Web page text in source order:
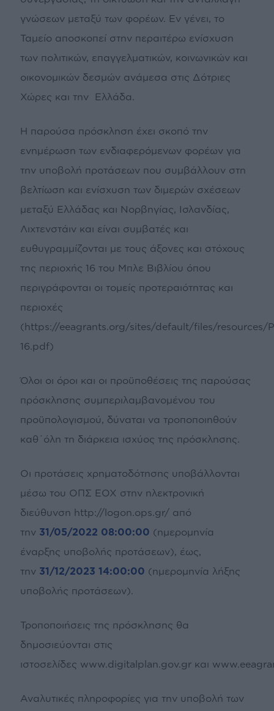
γνώσεων μεταξύ των φορέων. Εν γένει, το
Ταμείο αποσκοπεί στην περαιτέρω ενίσχυση
των πολιτικών, επαγγελματικών, κοινωνικών και
οικονομικών δεσμών ανάμεσα στις Δότριες
Χώρες και την Ελλάδα.
Η παρούσα πρόσκληση έχει σκοπό την
ενημέρωση των ενδιαφερόμενων φορέων για
την υποβολή προτάσεων που συμβάλλουν στη
βελτίωση και ενίσχυση των διμερών σχέσεων
μεταξύ Ελλάδας και Νορβηγίας, Ισλανδίας,
Λιχτενστάιν και είναι συμβατές και
ευθυγραμμίζονται με τους άξονες και στόχους
της περιοχής 16 του Μπλε Βιβλίου όπου
περιγράφονται οι τομείς προτεραιότητας και
περιοχές
(https://eeagrants.org/sites/default/files/resources/
16.pdf)
Όλοι οι όροι και οι προϋποθέσεις της παρούσας
πρόσκλησης συμπεριλαμβανομένου του
προϋπολογισμού, δύναται να τροποποιηθούν
καθ΄όλη τη διάρκεια ισχύος της πρόσκλησης.
Οι προτάσεις χρηματοδότησης υποβάλλονται
μέσω του ΟΠΣ ΕΟΧ στην ηλεκτρονική
διεύθυνση http://logon.ops.gr/από
την 31/05/2022 08:00:00 (ημερομηνία
έναρξης υποβολής προτάσεων), έως,
την 31/12/2023 14:00:00 (ημερομηνία λήξης
υποβολής προτάσεων).
Τροποποιήσεις της πρόσκλησης θα
δημοσιεύονται στις
ιστοσελίδες www.digitalplan.gov.grκαι
Αναλυτικές πληροφορίες για την υποβολή των